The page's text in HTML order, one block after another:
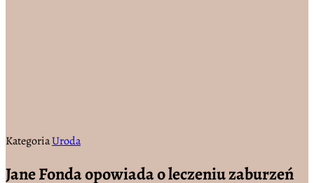
KategoriaUroda
Jane Fonda opowiada o leczeniu zaburzeń